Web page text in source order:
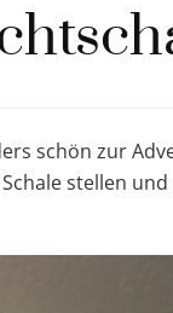
schön zur
stellen